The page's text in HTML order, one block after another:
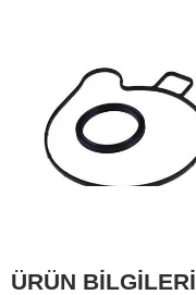
ÜRÜN BİLGİLERİ